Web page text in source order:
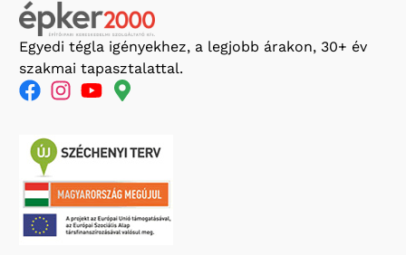
Egyedi tégla igényekhez, a legjobb árakon, 30+ év
szakmai tapasztalattal.